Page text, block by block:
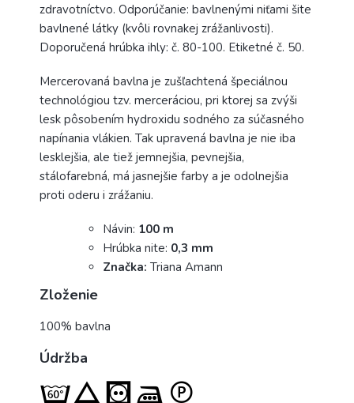
zdravotníctvo. Odporúčanie: bavlnenými niťami šite
bavlnené látky (kvôli rovnakej zrážanlivosti).
Doporučená hrúbka ihly: č. 80-100. Etiketné č. 50.
Mercerovaná bavlna je zušľachtená špeciálnou
technológiou tzv. merceráciou, pri ktorej sa zvýši
lesk pôsobením hydroxidu sodného za súčasného
napínania vlákien. Tak upravená bavlna je nie iba
lesklejšia, ale tiež jemnejšia, pevnejšia,
stálofarebná, má jasnejšie farby a je odolnejšia
proti oderu i zrážaniu.
Návin: 100 m
Hrúbka nite: 0,3 mm
Značka: Triana Amann
Zloženie
100% bavlna
Údržba